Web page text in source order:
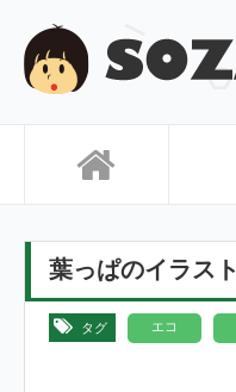
葉っぱのイラスト
タグ エコ